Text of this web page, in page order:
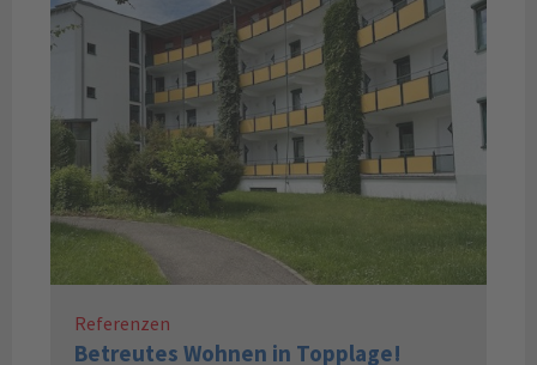
Referenzen
Betreutes Wohnen in Topplage!